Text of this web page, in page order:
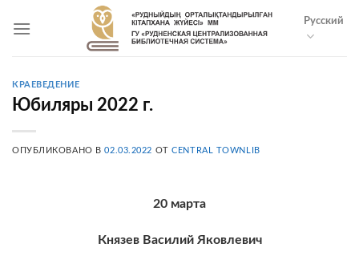
Русский
КРАЕВЕДЕНИЕ
Юбиляры 2022 г.
ОПУБЛИКОВАНО В02.03.2022 ОТCENTRAL TOWNLIB
20 марта
Князев Василий Яковлевич